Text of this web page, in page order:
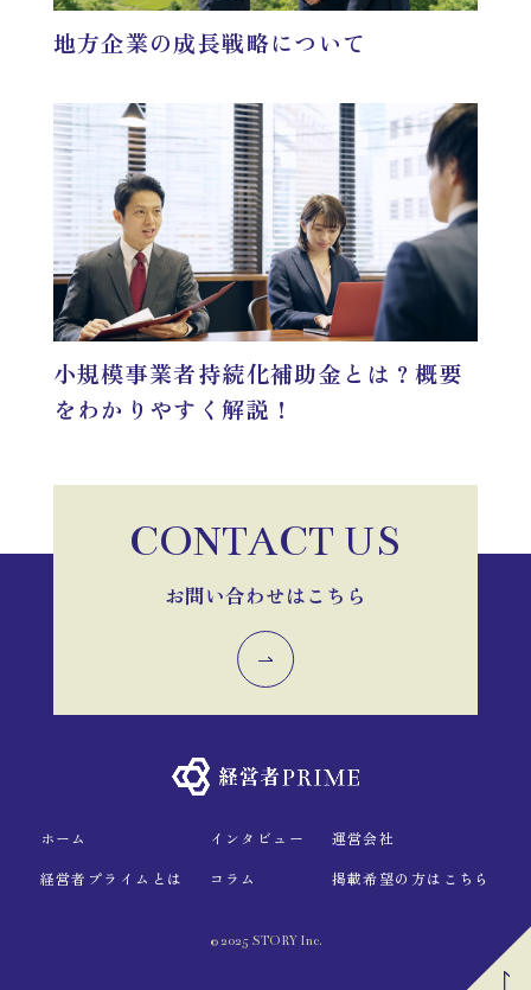
地方企業の成長戦略について
小規模事業者持続化補助金とは？概要
をわかりやすく解説！
CONTACT US
お問い合わせはこちら
ホーム インタビュー
運営会社
経営者プライムとは
コラム 掲載希望の方はこちら
© 2025 STORY Inc.